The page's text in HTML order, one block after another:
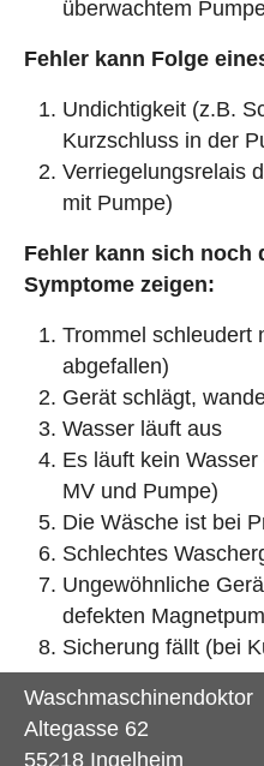
überwachtem
Fehler kann Folge
Undichtigkeit (z.B.
Kurzschluss in der
Verriegelungsrelais
mit Pumpe)
Fehler kann sich noch
Symptome zeigen:
Trommel schleudert
abgefallen)
Gerät schlägt,
Wasser läuft aus
Es läuft kein
MV und Pumpe)
Die Wäsche ist bei
Schlechtes
Ungewöhnliche
defekten
Sicherung fällt (bei
Waschmaschinendoktor
Altegasse 62
55218 Ingelheim